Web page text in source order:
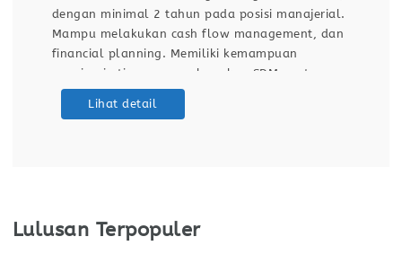
dengan minimal 2 tahun pada posisi manajerial.
Mampu melakukan cash flow management, dan
financial planning. Memiliki kemampuan
memimpin tim, mengembangkan SDM, serta
melakukan evaluasi kinerja. Menguasai Microsoft
Lihat detail
Lulusan Terpopuler